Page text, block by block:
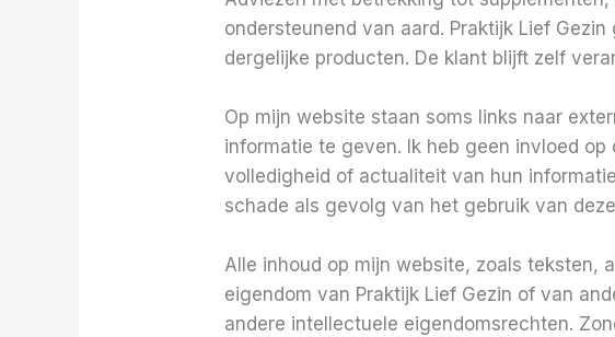
ondersteunend van aard. Praktijk Lief
dergelijke producten. De klant blijft zelf
Op mijn website staan soms links naar
informatie te geven. Ik heb geen invloed
volledigheid of actualiteit van hun
schade als gevolg van het gebruik van
Alle inhoud op mijn website, zoals teksten,
eigendom van Praktijk Lief Gezin of van
andere intellectuele eigendomsrechten.